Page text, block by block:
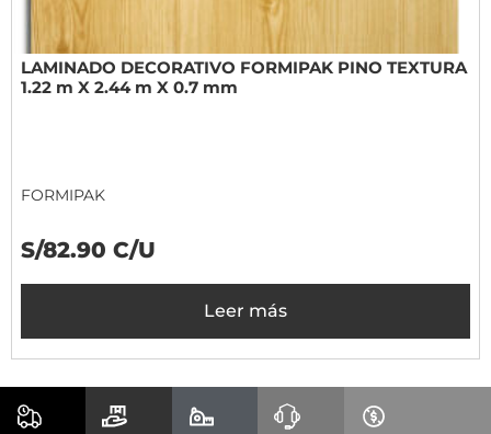
LAMINADO DECORATIVO FORMIPAK PINO TEXTURA
1.22 m X 2.44 m X 0.7 mm
FORMIPAK
S/82.90 C/U
Leer más